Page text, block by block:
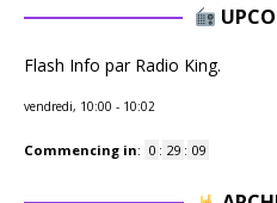
Flash Info par Radio King.
vendredi, 10:00 - 10:02
Commencing in: 0 : 29 : 09